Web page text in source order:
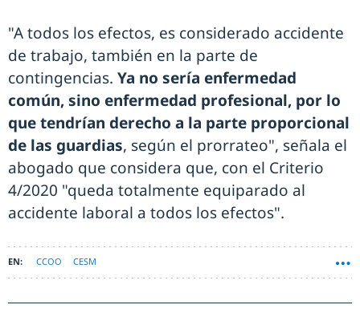
"A todos los efectos, es considerado accidente
de trabajo, también en la parte de
contingencias. Ya no sería enfermedad
común, sino enfermedad profesional, por lo
que tendrían derecho a la parte proporcional
de las guardias, según el prorrateo", señala el
abogado que considera que, con el Criterio
4/2020 "queda totalmente equiparado al
accidente laboral a todos los efectos".
CCOO CESM